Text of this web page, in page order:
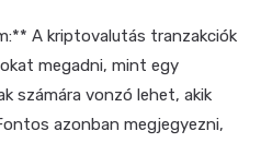
A kriptovalutás tranzakciók
megadni, mint egy
számára vonzó lehet, akik
azonban megjegyezni,